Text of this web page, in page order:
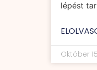
lépést
Október